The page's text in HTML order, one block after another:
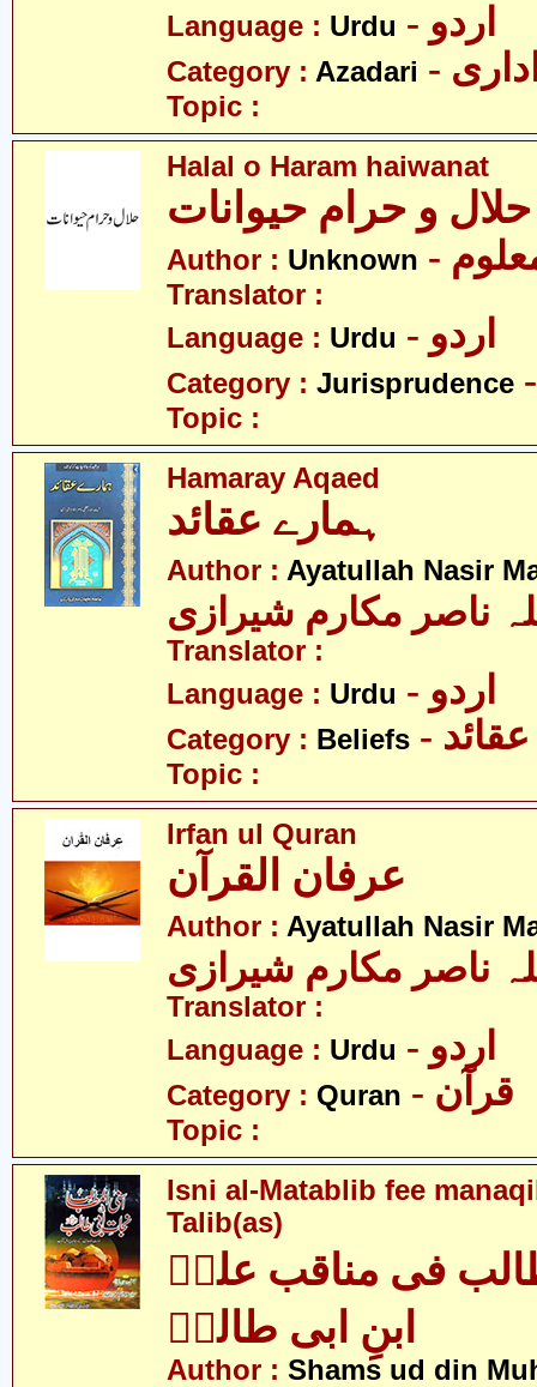
Language : Urdu - اردو
Category : Azadari
Topic :
Halal o Haram haiwanat
حلال و حرام حیوانات
Author : Unknown معلوم
Translator :
Language : Urdu - اردو
Category : Jurisprudence
Topic :
Hamaray Aqaed
ہمارے عقائد
Author : Ayatullah Nasir
ناصر مکارم شیرازی
Translator :
Language : Urdu - اردو
Category : Beliefs - عقائد
Topic :
Irfan ul Quran
عرفان القرآن
Author : Ayatullah Nasir
ناصر مکارم شیرازی
Translator :
Language : Urdu - اردو
Category : Quran - قرآن
Topic :
Isni al-Matablib fee
Talib(as)
فی مناقب علیؑ
ابنِ ابی طالبؑ
Author : Shams ud din